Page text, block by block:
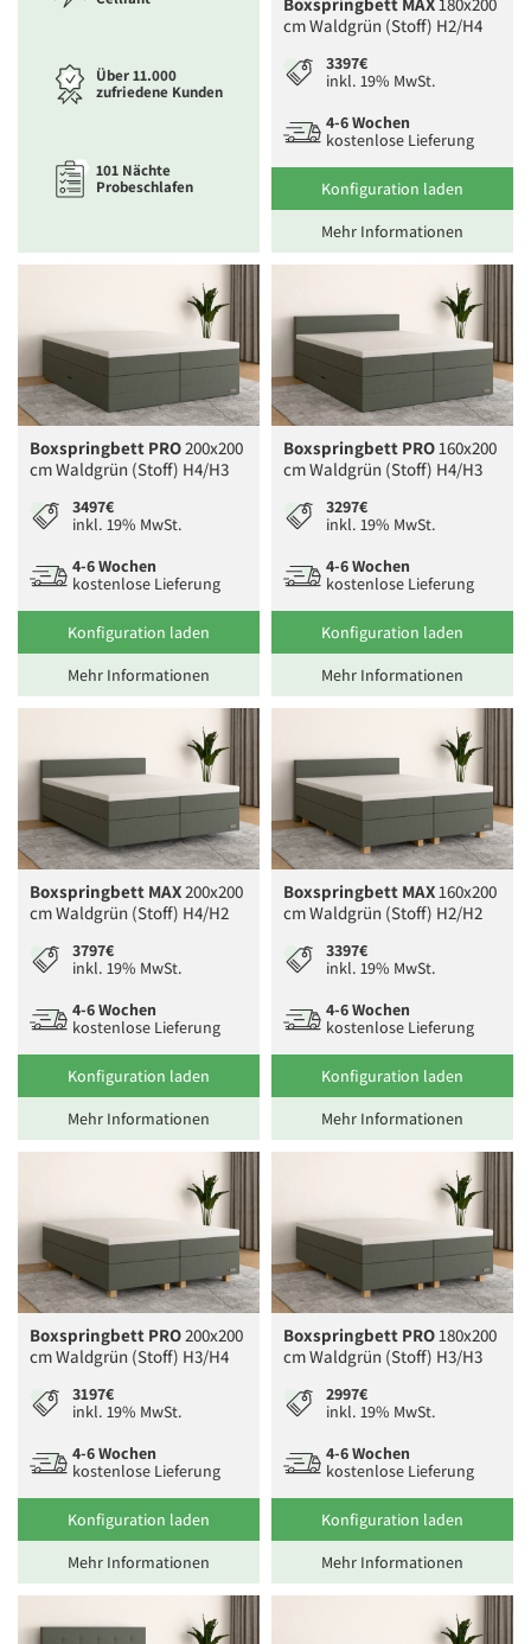
Über 11.000
zufriedene Kunden
101 Nächte
Probeschlafen
Boxspringbett MAX180x200
cm Waldgrün (Stoff) H2/H4
3397€
inkl. 19% MwSt.
4-6 Wochen
kostenlose Lieferung
Konfiguration laden
Mehr Informationen
Boxspringbett PRO200x200
cm Waldgrün (Stoff) H4/H3
3497€
inkl. 19% MwSt.
4-6 Wochen
kostenlose Lieferung
Konfiguration laden
Mehr Informationen
Boxspringbett PRO160x200
cm Waldgrün (Stoff) H4/H3
3297€
inkl. 19% MwSt.
4-6 Wochen
kostenlose Lieferung
Konfiguration laden
Mehr Informationen
Boxspringbett MAX200x200
cm Waldgrün (Stoff) H4/H2
3797€
inkl. 19% MwSt.
4-6 Wochen
kostenlose Lieferung
Konfiguration laden
Mehr Informationen
Boxspringbett MAX160x200
cm Waldgrün (Stoff) H2/H2
3397€
inkl. 19% MwSt.
4-6 Wochen
kostenlose Lieferung
Konfiguration laden
Mehr Informationen
Boxspringbett PRO200x200
cm Waldgrün (Stoff) H3/H4
3197€
inkl. 19% MwSt.
4-6 Wochen
kostenlose Lieferung
Konfiguration laden
Mehr Informationen
Boxspringbett PRO180x200
cm Waldgrün (Stoff) H3/H3
2997€
inkl. 19% MwSt.
4-6 Wochen
kostenlose Lieferung
Konfiguration laden
Mehr Informationen